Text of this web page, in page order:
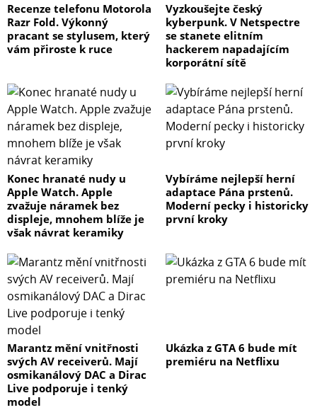
Recenze telefonu Motorola
Razr Fold. Výkonný
pracant se stylusem, který
vám přiroste k ruce
Vyzkoušejte český
kyberpunk. V Netspectre
se stanete elitním
hackerem napadajícím
korporátní sítě
Konec hranaté nudy u
Apple Watch. Apple
zvažuje náramek bez
displeje, mnohem blíže je
však návrat keramiky
Vybíráme nejlepší herní
adaptace Pána prstenů.
Moderní pecky i historicky
první kroky
Marantz mění vnitřnosti
svých AV receiverů. Mají
osmikanálový DAC a Dirac
Live podporuje i tenký
model
Ukázka z GTA 6 bude mít
premiéru na Netflixu